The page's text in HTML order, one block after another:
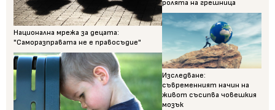
Национална мрежа за децата:
"Саморазправата не е правосъдие"
ролята на грешница
Изследване:
съвременният начин на
живот съсипва човешкия
мозък